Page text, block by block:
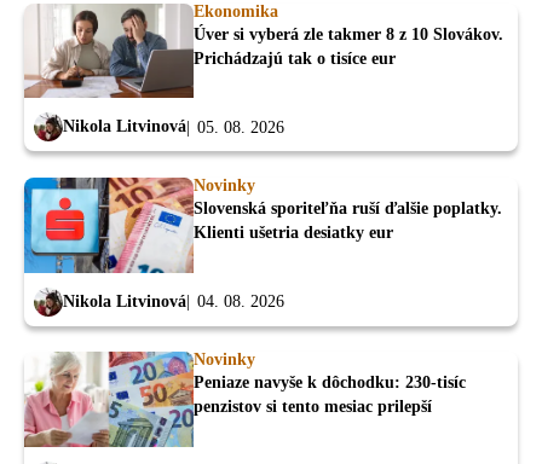
Ekonomika
Úver si vyberá zle takmer 8 z 10 Slovákov.
Prichádzajú tak o tisíce eur
Nikola Litvinová 05. 08. 2026
Novinky
Slovenská sporiteľňa ruší ďalšie poplatky.
Klienti ušetria desiatky eur
Nikola Litvinová 04. 08. 2026
Novinky
Peniaze navyše k dôchodku: 230-tisíc
penzistov si tento mesiac prilepší